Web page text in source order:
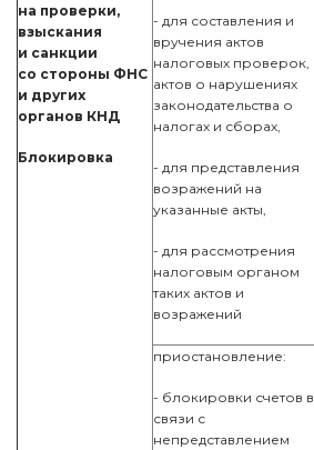
на проверки,
взыскания
и санкции
со стороны ФНС
и других
органов КНД
Блокировка
- для составления и
вручения актов
налоговых проверок,
актов о нарушениях
законодательства о
налогах и сборах,
- для представления
возражений на
указанные акты,
- для рассмотрения
налоговым органом
таких актов и
возражений
приостановление:
- блокировки счетов в
связи с
непредставлением